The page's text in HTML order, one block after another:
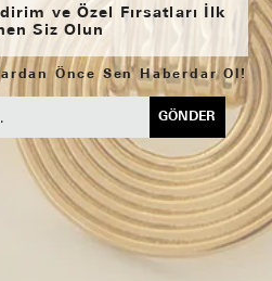
ve Özel Fırsatları İlk
Siz Olun
Önce Sen Haberdar Ol!
GÖNDER